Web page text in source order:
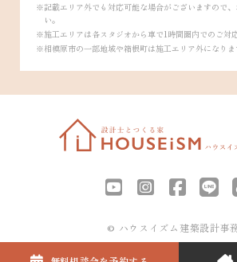
記載エリア外でも対応可能な場合がございますので
い。
施工エリアは各スタジオから車で1時間圏内でのご対
相模原市の一部地域や箱根町は施工エリア外になりま
© ハウスイズム建築設計事